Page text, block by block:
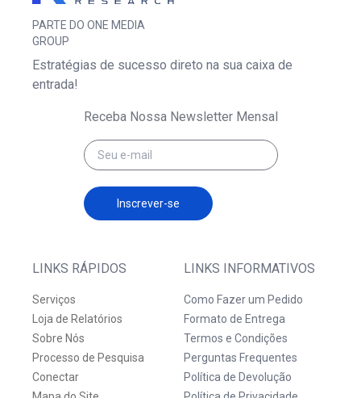
PARTE DO ONE MEDIA
GROUP
LINKS RÁPIDOS
Serviços
Loja de Relatórios
Sobre Nós
Processo de Pesquisa
Conectar
LINKS INFORMATIVOS
Como Fazer um Pedido
Formato de Entrega
Termos e Condições
Perguntas Frequentes
Política de Devolução
Estratégias de sucesso direto na sua caixa de
entrada!
Receba Nossa Newsletter Mensal
Inscrever-se